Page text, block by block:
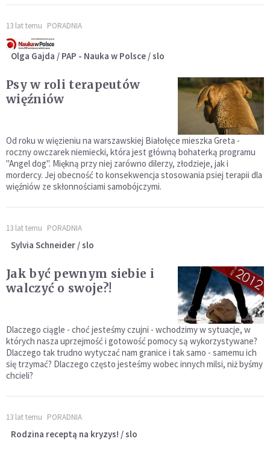
13 lat temu PORADNIA
Olga Gajda / PAP - Nauka w Polsce / slo
Psy w roli terapeutów
więźniów
Od roku w więzieniu na warszawskiej Białołęce mieszka Greta -
roczny owczarek niemiecki, która jest główną bohaterką programu
"Angel dog". Miękną przy niej zarówno dilerzy, złodzieje, jak i
mordercy. Jej obecność to konsekwencja stosowania psiej terapii dla
więźniów ze skłonnościami samobójczymi.
13 lat temu PORADNIA
Sylvia Schneider / slo
Jak być pewnym siebie i
walczyć o swoje?!
Dlaczego ciągle - choć jesteśmy czujni - wchodzimy w sytuacje, w
których nasza uprzejmość i gotowość pomocy są wykorzystywane?
Dlaczego tak trudno wytyczać nam granice i tak samo - samemu ich
się trzymać? Dlaczego często jesteśmy wobec innych milsi, niż byśmy
chcieli?
13 lat temu PORADNIA
Rodzina receptą na kryzys! / slo